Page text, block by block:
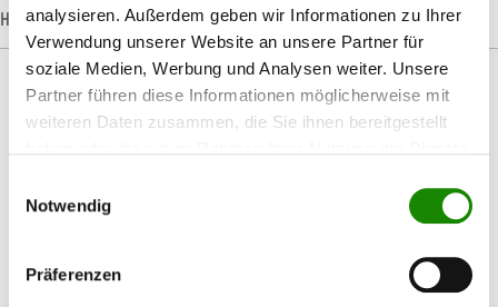
analysieren. Außerdem geben wir Informationen zu Ihrer
Verwendung unserer Website an unsere Partner für
soziale Medien, Werbung und Analysen weiter. Unsere
Partner führen diese Informationen möglicherweise mit
weiteren Daten zusammen, die Sie ihnen bereitgestellt
Notwendig
Präferenzen
Hersteller-Informationen